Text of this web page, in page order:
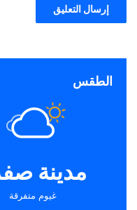
الطقس
مدينة
غيوم متفرقة